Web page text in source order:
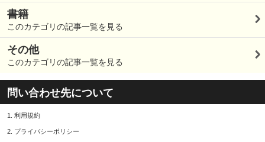
書籍
このカテゴリの記事一覧を見る
その他
このカテゴリの記事一覧を見る
問い合わせ先について
1. 利用規約
2. プライバシーポリシー